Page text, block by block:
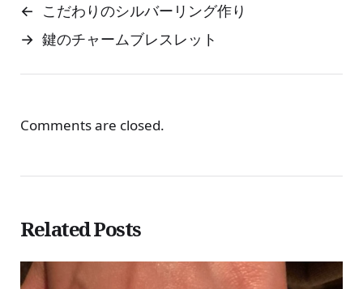
← こだわりのシルバーリング作り
→ 鍵のチャームブレスレット
Comments are closed.
Related Posts